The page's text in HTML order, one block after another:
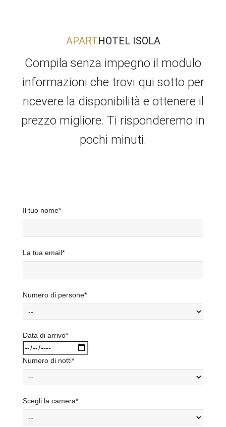
APARTHOTEL ISOLA
Compila senza impegno il modulo
informazioni che trovi qui sotto per
ricevere la disponibilità e ottenere il
prezzo migliore. Ti risponderemo in
pochi minuti.
Il tuo nome*
La tua email*
Numero di persone*
Data di arrivo*
Numero di notti*
Scegli la camera*